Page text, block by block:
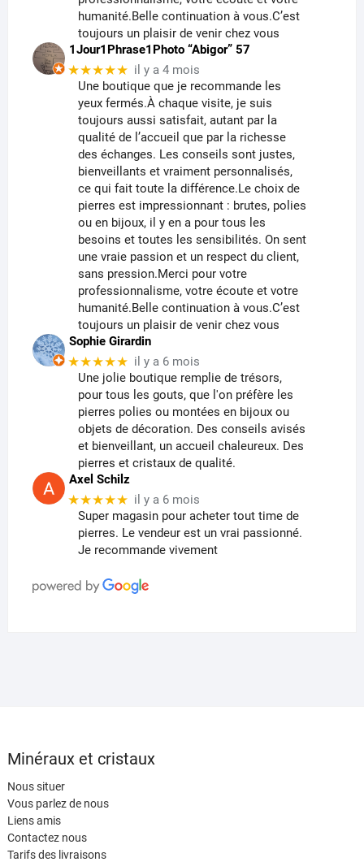
humanité.Belle continuation à vous.C’est
toujours un plaisir de venir chez vous
1Jour1Phrase1Photo “Abigor” 57
★★★★★ il y a 4 mois
Une boutique que je recommande les
yeux fermés.À chaque visite, je suis
toujours aussi satisfait, autant par la
qualité de l’accueil que par la richesse
des échanges. Les conseils sont justes,
bienveillants et vraiment personnalisés,
ce qui fait toute la différence.Le choix de
pierres est impressionnant : brutes, polies
ou en bijoux, il y en a pour tous les
besoins et toutes les sensibilités. On sent
une vraie passion et un respect du client,
sans pression.Merci pour votre
professionnalisme, votre écoute et votre
humanité.Belle continuation à vous.C’est
toujours un plaisir de venir chez vous
Sophie Girardin
★★★★★ il y a 6 mois
Une jolie boutique remplie de trésors,
pour tous les gouts, que l'on préfère les
pierres polies ou montées en bijoux ou
objets de décoration. Des conseils avisés
et bienveillant, un accueil chaleureux. Des
pierres et cristaux de qualité.
Axel Schilz
★★★★★ il y a 6 mois
Super magasin pour acheter tout time de
pierres. Le vendeur est un vrai passionné.
Je recommande vivement
Minéraux et cristaux
Nous situer
Vous parlez de nous
Liens amis
Contactez nous
Tarifs des livraisons